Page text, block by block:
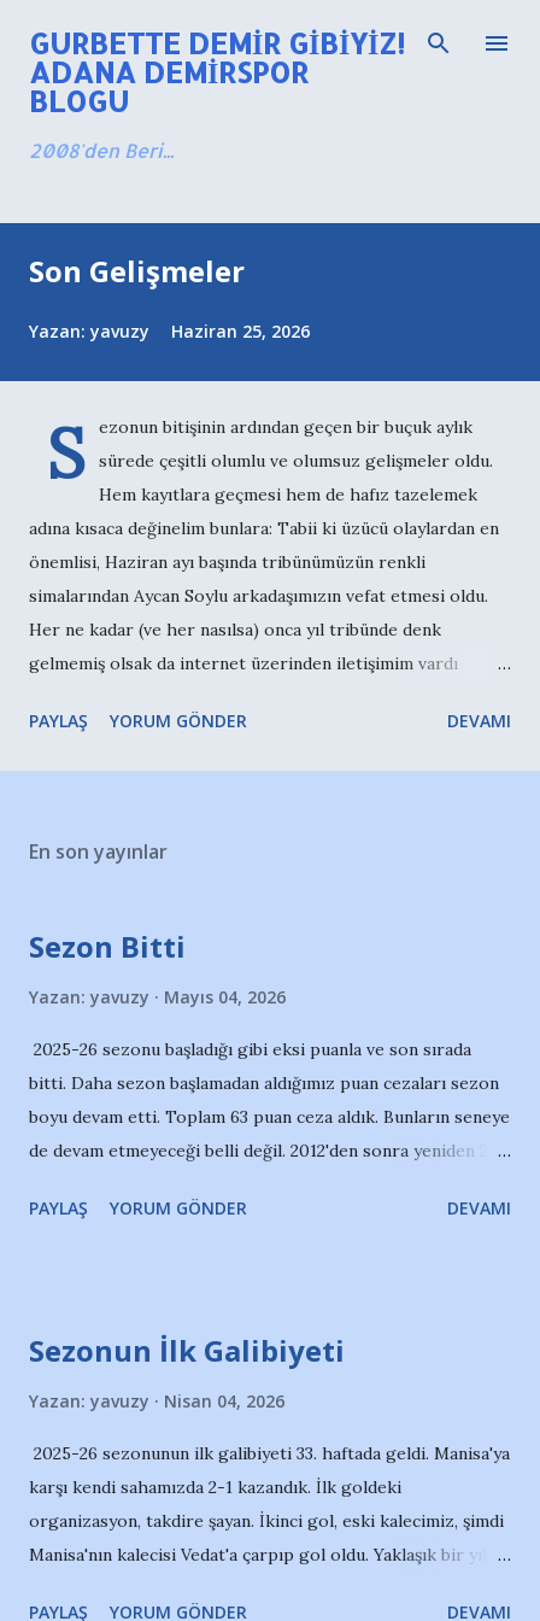
Ana içeriğe atla
GURBETTE DEMIR GIBIYIZ!
ADANA DEMIRSPOR
BLOGU
2008'den Beri...
t
Son Gelişmeler
Yazan:yavuzy Haziran 25, 2026
S
ezonun bitişinin ardından geçen bir buçuk aylık
sürede çeşitli olumlu ve olumsuz gelişmeler oldu.
Hem kayıtlara geçmesi hem de hafız tazelemek
adına kısaca değinelim bunlara: Tabii ki üzücü olaylardan en
önemlisi, Haziran ayı başında tribünümüzün renkli
simalarından Aycan Soylu arkadaşımızın vefat etmesi oldu.
Her ne kadar (ve her nasılsa) onca yıl tribünde denk
gelmemiş olsak da internet üzerinden iletişimim vardı
kişinin güzel hatırlarla andığı bir arkadaşımızdı. Niğde'de
katılımla gerçekleştirildi. Kenti ayağa kaldırmak,
en güçlü tonda yine sesini duyurdu. Ancak beklenen yankı
işadamları yeni seçilen FB başkanını ya da Süper Lig ...
PAYLAŞ YORUM GÖNDER DEVAMI
En son yayınlar
Sezon Bitti
Yazan: yavuzy Mayıs 04, 2026
2025-26 sezonu başladığı gibi eksi puanla ve son sırada
bitti. Daha sezon başlamadan aldığımız puan cezaları sezon
boyu devam etti. Toplam 63 puan ceza aldık. Bunların seneye
de devam etmeyeceği belli değil. 2012'den sonra yeniden 2.
başı yazılarında, altyapı üstyapı oldu diye yazmıştım. Ne
birinci maçtaydı; belki o yüzden biraz umutlanmıştık. Bir
görmek isterdik. Yine de her hafta sahada olmak bile
kıymetliydi; sonuca puana bakmadan mücadele ettik; tribün
de içeride dışarıda elinden geldiğince desteğe devam etti.
Bu desteğin kentin dinamikleriyle beslenmesi, şehirdeki iş
PAYLAŞ YORUM GÖNDER DEVAMI
Sezonun İlk Galibiyeti
Yazan: yavuzy Nisan 04, 2026
2025-26 sezonunun ilk galibiyeti 33. haftada geldi. Manisa'ya
karşı kendi sahamızda 2-1 kazandık. İlk goldeki
organizasyon, takdire şayan. İkinci gol, eski kalecimiz, şimdi
Manisa'nın kalecisi Vedat'a çarpıp gol oldu. Yaklaşık bir yıl
PAYLAŞ YORUM GÖNDER DEVAMI